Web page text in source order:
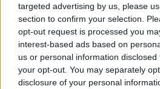
targeted advertising by us, please
section to confirm your selection.
opt-out request is processed you
interest-based ads based on
us or personal information
your opt-out. You may separately
disclosure of your personal
SALSA MAIONESE
Ingredienti (per 4 persone)
2 tuorli
2 dl circa di olio di semi di
¼ di succo di limone
sale